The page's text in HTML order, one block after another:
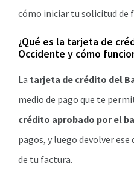
cómo iniciar tu solicitud de
¿Qué es la tarjeta de
Occidente y cómo
La tarjeta de crédito del
medio de pago que te
crédito aprobado por el
pagos, y luego devolver
de tu factura.